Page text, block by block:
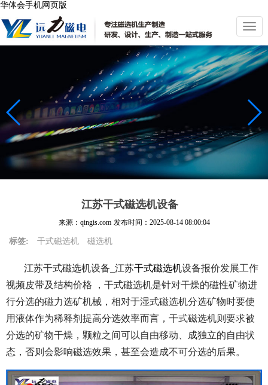
华体会手机网页版
切
换
导
航
江苏干式磁选机设备
来源：qingis.com 发布时间： 2025-08-14 08:00:04
标签: 干式磁选机 磁选机
江苏干式磁选机设备_江苏干式磁选机设备报价发展工作
视频皮带及结构价格 ，干式磁选机是针对干燥的磁性矿物进
行分选的磁力选矿机械，相对于湿式磁选机分选矿物时要使
用液体作为稀释剂提高分选效率而言，干式磁选机则要求被
分选的矿物干燥，颗粒之间可以自由移动、成独立的自由状
态，否则会影响磁选效果，甚至会造成不可分选的后果。